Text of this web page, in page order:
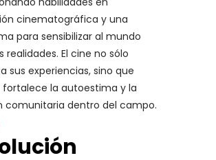
cinematográfica y una
para sensibilizar al mundo
realidades. El cine no sólo
sus experiencias, sino que
la autoestima y la
comunitaria dentro del campo.